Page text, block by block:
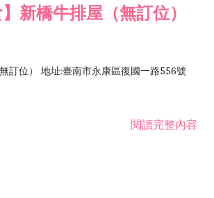
】新橋牛排屋（無訂位）
訂位） 地址:臺南市永康區復國一路556號
閱讀完整內容